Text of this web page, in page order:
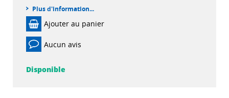
Plus d'information...
Ajouter au panier
Aucun avis
Disponible